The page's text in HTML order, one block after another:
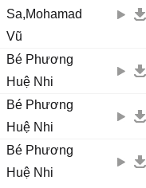
Sa,Mohamad
Vũ
Bé Phương
Huệ Nhi
Bé Phương
Huệ Nhi
Bé Phương
Huệ Nhi